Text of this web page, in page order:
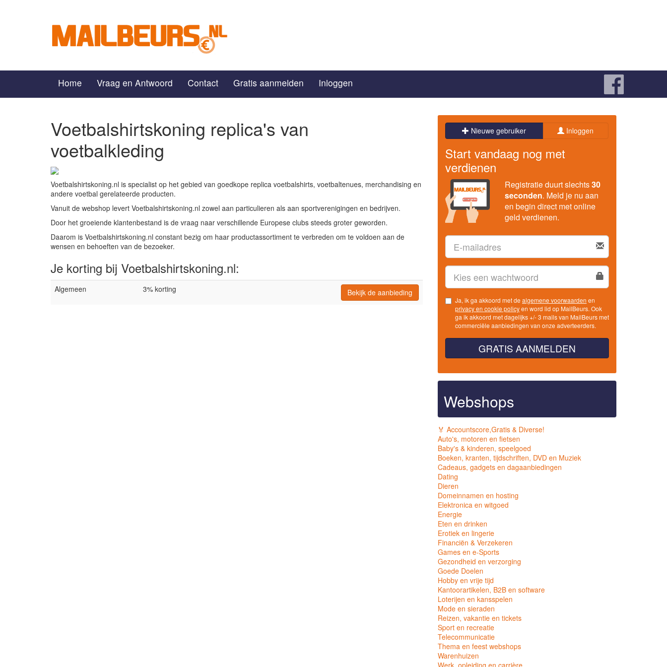
Home Vraag en Antwoord Contact Gratis aanmelden Inloggen
Voetbalshirtskoning replica's van
voetbalkleding
Voetbalshirtskoning.nl is specialist op het gebied van goedkope replica voetbalshirts, voetbaltenues, merchandising en
andere voetbal gerelateerde producten.
Vanuit de webshop levert Voetbalshirtskoning.nl zowel aan particulieren als aan sportverenigingen en bedrijven.
Door het groeiende klantenbestand is de vraag naar verschillende Europese clubs steeds groter geworden.
Daarom is Voetbalshirtskoning.nl constant bezig om haar productassortiment te verbreden om te voldoen aan de
wensen en behoeften van de bezoeker.
Je korting bij Voetbalshirtskoning.nl:
Algemeen 3% korting Bekijk de aanbieding
Nieuwe gebruiker Inloggen
Start vandaag nog met
verdienen
Registratie duurt slechts30
seconden. Meld je nu aan
en begin direct met online
geld verdienen.
Ja, ik ga akkoord met de algemene voorwaarden en
privacy en cookie policy
ga ik akkoord met dagelijks +/- 3 mails van MailBeurs met
commerciële aanbiedingen van onze adverteerders.
GRATIS AANMELDEN
Webshops
🏅 Accountscore,Gratis & Diverse!
Auto's, motoren en fietsen
Baby's & kinderen, speelgoed
Boeken, kranten, tijdschriften, DVD en Muziek
Cadeaus, gadgets en dagaanbiedingen
Dating
Dieren
Domeinnamen en hosting
Elektronica en witgoed
Energie
Eten en drinken
Erotiek en lingerie
Financiën & Verzekeren
Games en e-Sports
Gezondheid en verzorging
Goede Doelen
Hobby en vrije tijd
Kantoorartikelen, B2B en software
Loterijen en kansspelen
Mode en sieraden
Reizen, vakantie en tickets
Sport en recreatie
Telecommunicatie
Thema en feest webshops
Warenhuizen
Werk, opleiding en carrière